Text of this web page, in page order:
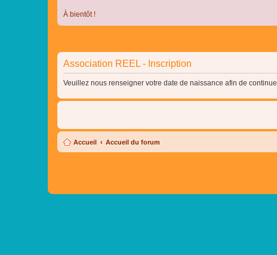
À bientôt !
Association REEL - Inscription
Veuillez nous renseigner votre date de naissance afin de
Accueil Accueil du forum